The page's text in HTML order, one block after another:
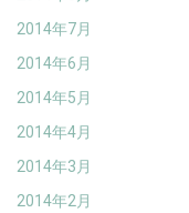
2014年7月
2014年6月
2014年5月
2014年4月
2014年3月
2014年2月